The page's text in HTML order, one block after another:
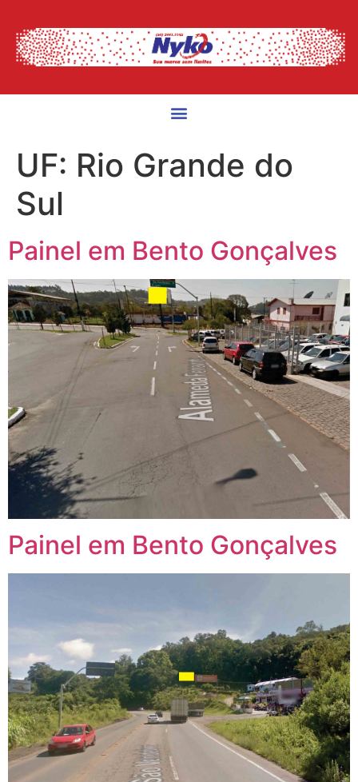
UF: Rio Grande do
Sul
Painel em Bento Gonçalves
Painel em Bento Gonçalves